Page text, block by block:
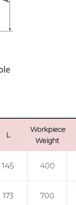
L
Workpiece
Weight
145 400
173 700